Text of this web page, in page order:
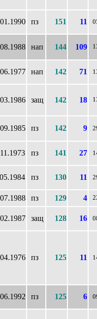
пз 151 11
нап 144 109
нап 142 71
защ 142 18
пз 142 9
пз 141 27
пз 130 11
пз 129 4
защ 128 16
пз 125 11
пз 125 6